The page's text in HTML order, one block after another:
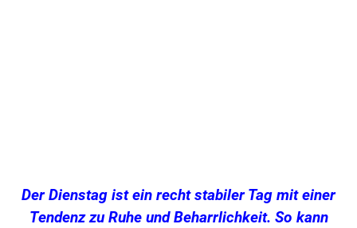
Der Dienstag ist ein recht stabiler Tag mit einer
Tendenz zu Ruhe und Beharrlichkeit. So kann